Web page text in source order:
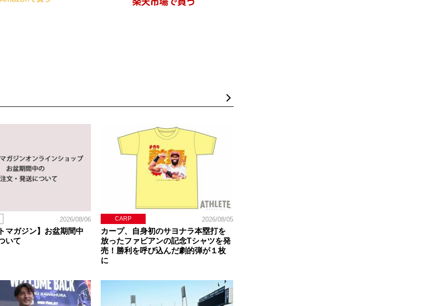
2026/08/06
マガジン】お盆期間中
いて
CARP 2026/08/05
カープ、自身初のサヨナラ本塁打を
放ったファビアンの記念Tシャツを発
売！勝利を呼び込んだ劇的弾が１枚
に